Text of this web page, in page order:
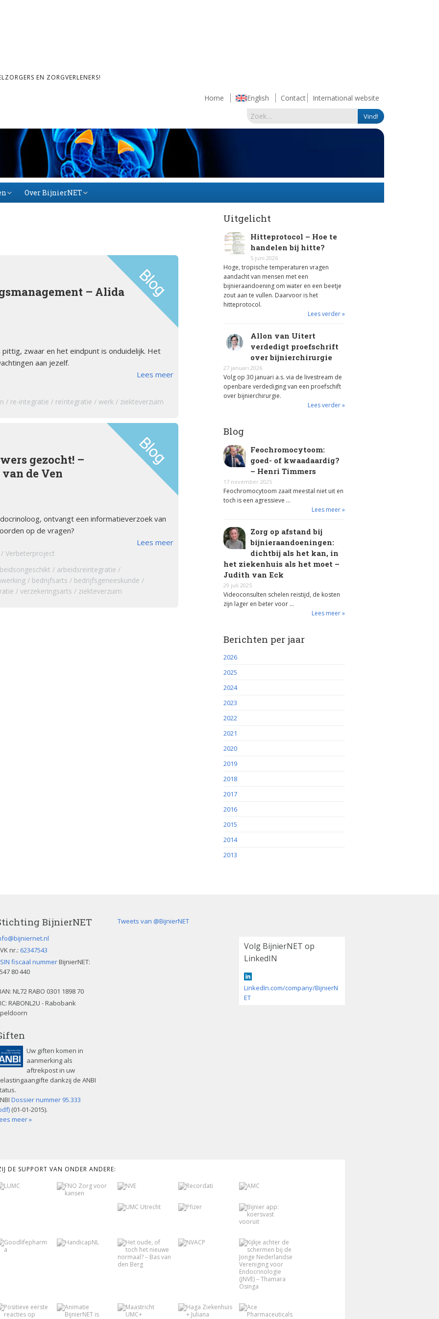
EN ZORGVERLENERS!
Home English Contact International website
Arbeid en
Over BijnierNET
Fondsen en sponsoren– Alida
zwaar en het eindpunt is onduidelijk. Het
aan jezelf.
Lees meer
re-integratie reïntegratie werk ziekteverzuim
gezocht! –
de Ven
ontvangt een informatieverzoek van
op de vragen?
Lees meer
Verbeterproject
arbeidsreintegratie
bedrijfsarts
bedrijfsgeneeskunde
verzekeringsarts ziekteverzuim
Uitgelicht
Hitteprotocol – Hoe te
handelen bij hitte?
5 juni 2026
Hoge, tropische temperaturen vragen
aandacht van mensen met een
bijnieraandoening om water en een beetje
zout aan te vullen. Daarvoor is het
hitteprotocol.
Lees verder »
Allon van Uitert
verdedigt proefschrift
over bijnierchirurgie
27 januari 2026
Volg op 30 januari a.s. via de livestream de
openbare verdediging van een proefschift
over bijnierchirurgie.
Lees verder »
Blog
Feochromocytoom:
goed- of kwaadaardig?
– Henri Timmers
17 november 2025
Feochromocytoom zaait meestal niet uit en
toch is een agressieve …
Lees meer »
Zorg op afstand bij
bijnieraandoeningen:
dichtbij als het kan, in
het ziekenhuis als het moet –
Judith van Eck
29 juli 2025
Videoconsulten schelen reistijd, de kosten
zijn lager en beter voor …
Lees meer »
Berichten per jaar
2026
2025
2024
2023
2022
2021
2020
2019
2018
2017
2016
2015
2014
2013
BijnierNET
nr.: 62347543
fiscaal nummerBijnierNET:
80 440
NL72 RABO 0301 1898 70
RABONL2U - Rabobank
Uw giften komen in
aanmerking als
aftrekpost in uw
dankzij de ANBI
Dossier nummer 95.333
(01-01-2015).
meer »
Tweets van @BijnierNET
Volg BijnierNET op
LinkedIN
LinkedIn.com/company/BijnierN
ET
DE SUPPORT VAN ONDER ANDERE: